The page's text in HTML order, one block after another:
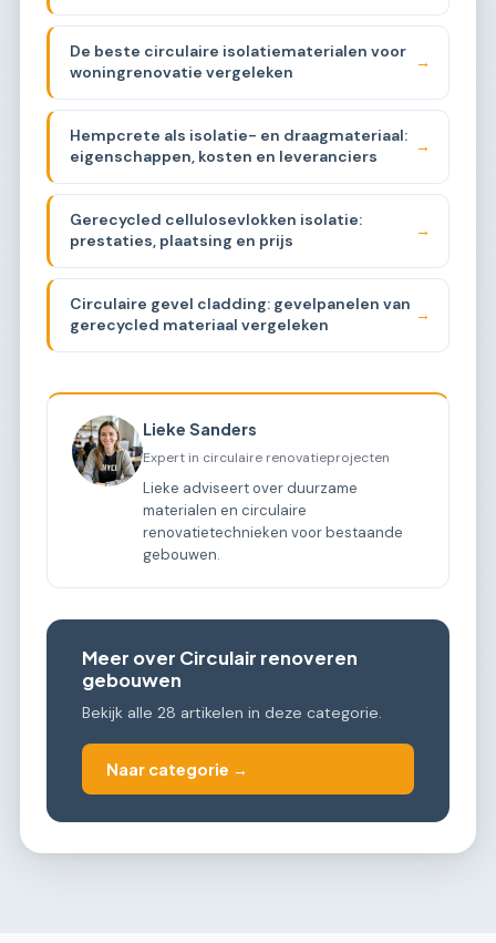
De beste circulaire isolatiematerialen voor
woningrenovatie vergeleken
→
Hempcrete als isolatie- en draagmateriaal:
eigenschappen, kosten en leveranciers
→
Gerecycled cellulosevlokken isolatie:
prestaties, plaatsing en prijs
→
Circulaire gevel cladding: gevelpanelen van
gerecycled materiaal vergeleken
→
Lieke Sanders
Expert in circulaire renovatieprojecten
Lieke adviseert over duurzame
materialen en circulaire
renovatietechnieken voor bestaande
gebouwen.
Meer over Circulair renoveren
gebouwen
Bekijk alle 28 artikelen in deze categorie.
Naar categorie →